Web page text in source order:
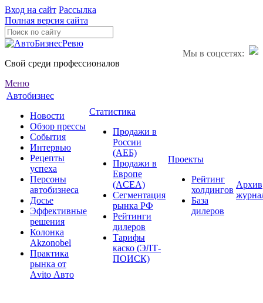
Вход на сайт Рассылка
Полная версия сайта
Мы в соцсетях:
Свой среди профессионалов
Меню
Автобизнес
Новости
Обзор прессы
События
Интервью
Рецепты
успеха
Персоны
автобизнеса
Досье
Эффективные
решения
Колонка
Akzonobel
Практика
рынка от
Аvito Авто
Статистика
Продажи в
России
(АЕБ)
Продажи в
Европе
(ACEA)
Сегментация
рынка РФ
Рейтинги
дилеров
Тарифы
каско (ЭЛТ-
ПОИСК)
Проекты
Рейтинг
холдингов
База
дилеров
Архив